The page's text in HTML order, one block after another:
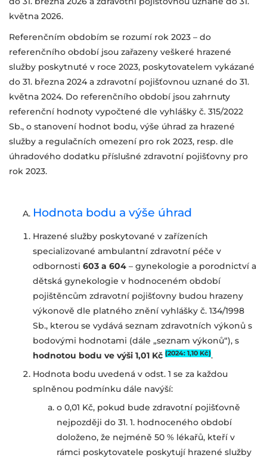
května 2026.
Referenčním obdobím se rozumí rok 2023 – do
referenčního období jsou zařazeny veškeré hrazené
služby poskytnuté v roce 2023, poskytovatelem vykázané
do 31. března 2024 a zdravotní pojišťovnou uznané do 31.
května 2024. Do referenčního období jsou zahrnuty
referenční hodnoty vypočtené dle vyhlášky č. 315/2022
Sb., o stanovení hodnot bodu, výše úhrad za hrazené
služby a regulačních omezení pro rok 2023, resp. dle
úhradového dodatku příslušné zdravotní pojišťovny pro
rok 2023.
Hodnota bodu a výše úhrad
Hrazené služby poskytované v zařízeních
specializované ambulantní zdravotní péče v
odbornosti 603 a 604 – gynekologie a porodnictví a
dětská gynekologie v hodnoceném období
pojištěncům zdravotní pojišťovny budou hrazeny
výkonově dle platného znění vyhlášky č. 134/1998
Sb., kterou se vydává seznam zdravotních výkonů s
bodovými hodnotami (dále „seznam výkonů“), s
hodnotou bodu ve výši 1,01 Kč (2024: 1,10 Kč).
Hodnota bodu uvedená v odst. 1 se za každou
splněnou podmínku dále navýší:
o 0,01 Kč, pokud bude zdravotní pojišťovně
nejpozději do 31. 1. hodnoceného období
doloženo, že nejméně 50 % lékařů, kteří v
rámci poskytovatele poskytují hrazené služby